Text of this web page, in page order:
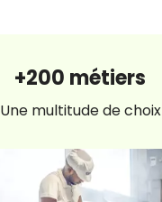
+200 métiers
Une multitude de choix